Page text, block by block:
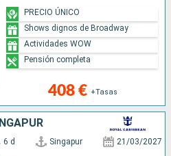
408 € +Tasas
PRECIO ÚNICO
Shows dignos de Broadway
Actividades WOW
Pensión completa
6 d Singapur 21/03/2027